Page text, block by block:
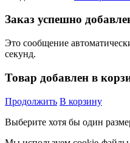
Заказ успешно
Это сообщение
секунд.
Товар добавлен в
Продолжить В корзину
Выберите хотя бы один